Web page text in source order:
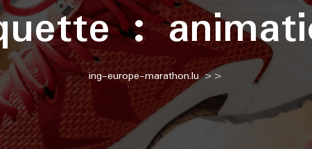
:
ing-europe-marathon.lu>>